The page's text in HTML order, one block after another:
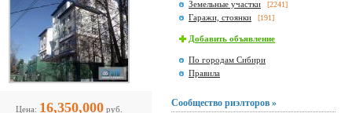
Цена: 16,350,000 руб.
Земельные участки [2241]
Гаражи, стоянки [191]
Добавить объявление
По городам Сибири
Правила
Сообщество риэлторов »